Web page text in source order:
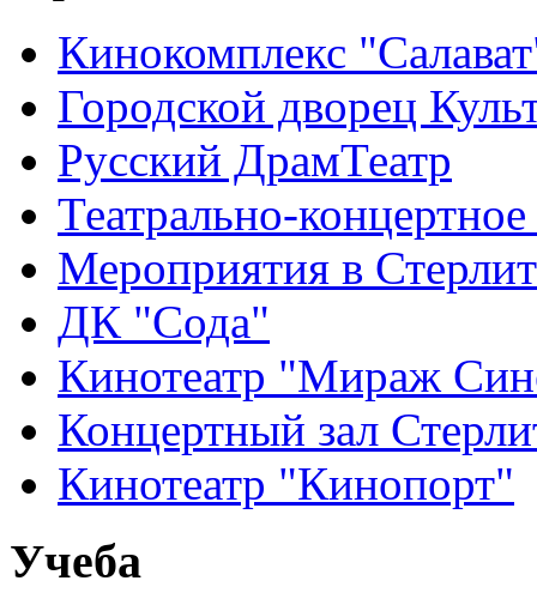
Кинокомплекс
Городской дворец
Русский ДрамТеатр
Театрально-
Мероприятия в
ДК "Сода"
Кинотеатр "Мираж
Концертный зал
Кинотеатр "Кинопорт"
Учеба